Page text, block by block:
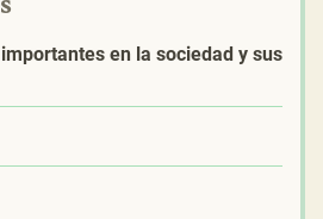
en la sociedad y sus